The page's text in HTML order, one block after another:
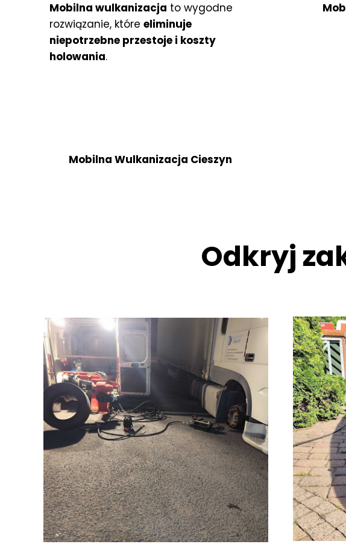
Mobilna wulkanizacja to wygodne
rozwiązanie, które eliminuje
niepotrzebne przestoje i koszty
holowania.
Mobilna Wulkanizacja Cieszyn
Odkryj